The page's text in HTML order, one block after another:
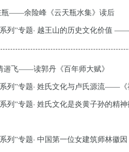
瓶——余险峰《云天瓶水集》读后
系列”专题· 越王山的历史文化价值
遄飞——读郭丹《百年师大赋》
系列”专题· 姓氏文化与卢氏源流——
列”专题· 姓氏文化是炎黄子孙的精
系列”专题· 中国第一位女建筑师林